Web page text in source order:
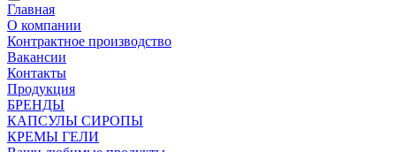
Главная
О компании
Контрактное производство
Вакансии
Контакты
Продукция
БРЕНДЫ
КАПСУЛЫ СИРОПЫ
КРЕМЫ ГЕЛИ